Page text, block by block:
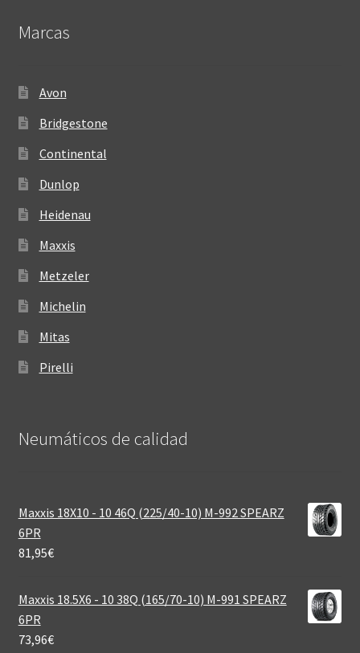
Marcas
Avon
Bridgestone
Continental
Dunlop
Heidenau
Maxxis
Metzeler
Michelin
Mitas
Pirelli
Neumáticos de calidad‎
Maxxis 18X10 - 10 46Q (225/40-10) M-992 SPEARZ
6PR
81,95€
Maxxis 18.5X6 - 10 38Q (165/70-10) M-991 SPEARZ
6PR
73,96€